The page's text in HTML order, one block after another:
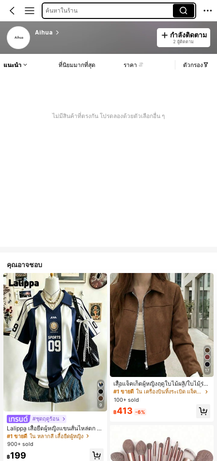
ค้นหาในร้าน
Aihua กำลังติดตาม
2 ผู้ติดตาม
แนะนำ ที่นิยมมากที่สุด ราคา ตัวกรอง
ไม่มีสินค้าที่ตรงกัน โปรดลองด้วยตัวเลือกอื่น ๆ
คุณอาจชอบ
9
#ชุดฤดูร้อน
Lalippa เสื้อยืดผู้หญิงแขนสั้นไหล่ตก ค
อวีปกเสื้อ ลายพิมพ์ดิจิทัลลายทาง สไตล์
สปอร์ตแฟชั่นมินิมอล ของขวัญสำหรับเ
พื่อน
#1 ขายดี ใน หลากสี เสื้อยืดผู้หญิง
900+ sold
฿199
17
เสื้อแจ็คเก็ตผู้หญิงฤดูใบไม้ผลิ/ใบไม้ร่วง
สีพื้น หนังเทียม สไตล์ปกคอเสื้อ ซิปขึ้น
แขนยาว สไตล์ลำลอง วิทยาลัย สนามบิ
น เสื้อนอก สีน้ำตาล สไตล์สบายๆ ฤดูใบ
ไม้ร่วง
#1 ขายดี
ใน เครื่องบินทิ้งระเบิด แจ็คเก็ตผู้หญิง
100+ sold
฿413 -6%